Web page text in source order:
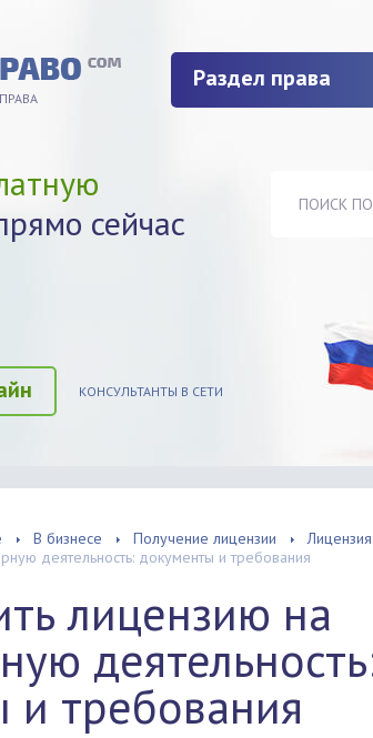
Раздел права
сейчас
КОНСУЛЬТАНТЫ В СЕТИ
В бизнесе Получение лицензии
деятельность: документы и требования
лицензию на
и требования